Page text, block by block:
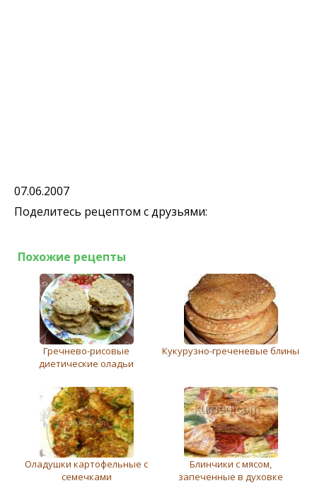
07.06.2007
Поделитесь рецептом с друзьями:
Похожие рецепты
Гречнево-рисовые
диетические оладьи
Кукурузно-греченевые блины
Оладушки картофельные с
семечками
Блинчики с мясом,
запеченные в духовке